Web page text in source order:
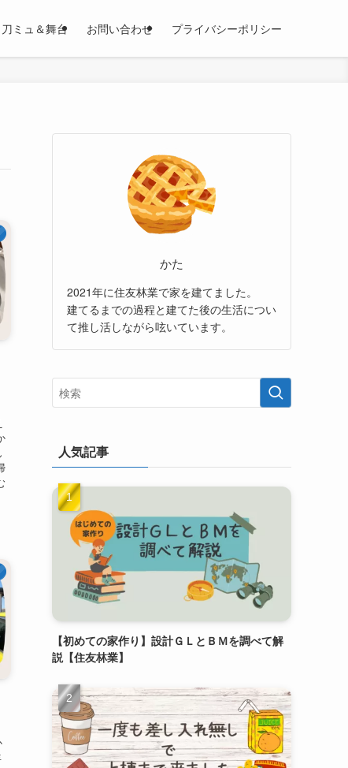
刀ミュ＆舞台 お問い合わせ プライバシーポリシー
かた
2021年に住友林業で家を建てました。
建てるまでの過程と建てた後の生活につい
て推し活しながら呟いています。
人気記事
【初めての家作り】設計ＧＬとＢＭを調べて解
説【住友林業】